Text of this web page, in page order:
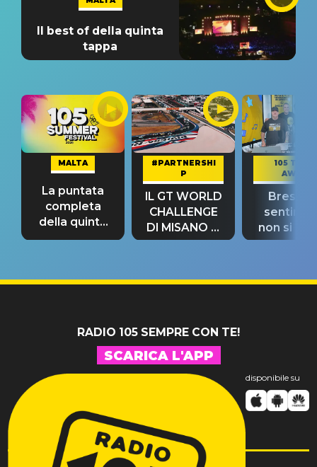
Il best of della quinta
tappa
MALTA
La puntata
completa
della quinta
tappa
#PARTNERSHI
P
IL GT WORLD
CHALLENGE
DI MISANO si
riconferma
105 TAKE
AWAY
Bresh:
non si
fino alla
RADIO 105 SEMPRE CON TE!
SCARICA L'APP
disponibile su